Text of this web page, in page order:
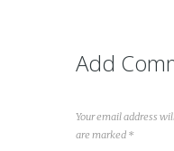
Add
Your email address
are marked *